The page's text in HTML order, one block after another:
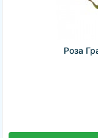
Роза